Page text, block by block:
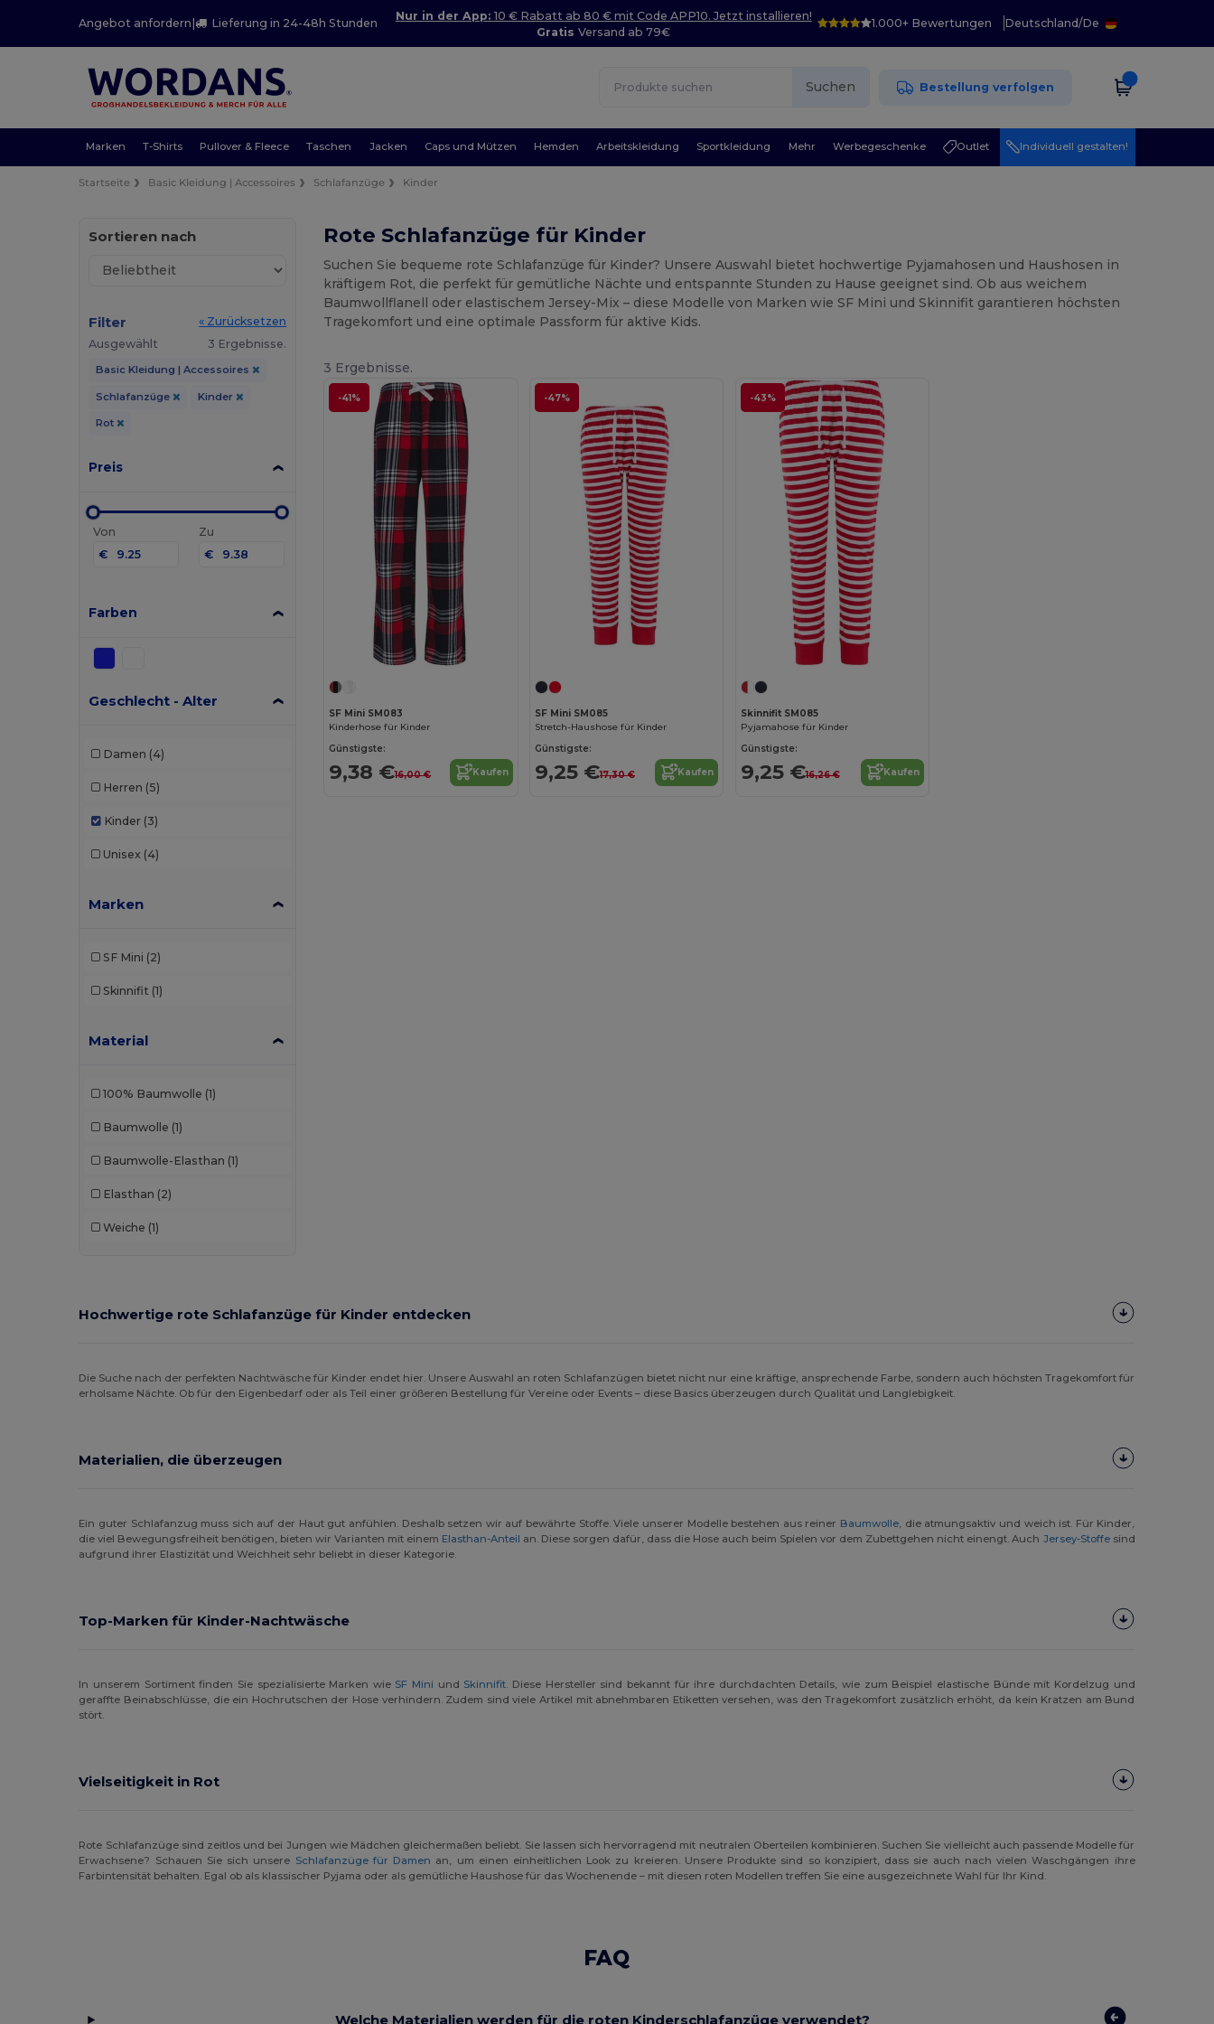
Angebot anfordern | Lieferung in 24-48h Stunden
Nur in der App: 10 € Rabatt ab 80 € mit Code APP10. Jetzt installieren!
GratisVersand ab 79€
1.000+ Bewertungen Deutschland/De
Suchen Bestellung verfolgen
Marken T-Shirts Pullover & Fleece Taschen Jacken Caps und Mützen Hemden Arbeitskleidung Sportkleidung Mehr Werbegeschenke Outlet Individuell gestalten!
Startseite Basic Kleidung | Accessoires Schlafanzüge Kinder
Sortieren nach
Filter
« Zurücksetzen
Ausgewählt
3 Ergebnisse.
Basic Kleidung | Accessoires
Schlafanzüge Kinder
Rot
Preis
Von
€
Zu
€
Farben
Geschlecht - Alter
Damen (4)
Herren (5)
Kinder (3)
Unisex (4)
Marken
SF Mini (2)
Skinnifit (1)
Material
100% Baumwolle (1)
Baumwolle (1)
Baumwolle-Elasthan (1)
Elasthan (2)
Weiche (1)
Rote Schlafanzüge für Kinder
Suchen Sie bequeme rote Schlafanzüge für Kinder? Unsere Auswahl bietet hochwertige Pyjamahosen und Haushosen in
kräftigem Rot, die perfekt für gemütliche Nächte und entspannte Stunden zu Hause geeignet sind. Ob aus weichem
Baumwollflanell oder elastischem Jersey-Mix – diese Modelle von Marken wie SF Mini und Skinnifit garantieren höchsten
Tragekomfort und eine optimale Passform für aktive Kids.
3 Ergebnisse.
-41%
SF Mini SM083
Kinderhose für Kinder
Günstigste:
9,38 €16,00 € Kaufen
-47%
SF Mini SM085
Stretch-Haushose für Kinder
Günstigste:
9,25 €17,30 € Kaufen
-43%
Skinnifit SM085
Pyjamahose für Kinder
Günstigste:
9,25 €16,26 € Kaufen
Hochwertige rote Schlafanzüge für Kinder entdecken
Die Suche nach der perfekten Nachtwäsche für Kinder endet hier. Unsere Auswahl an roten Schlafanzügen bietet nicht nur eine kräftige, ansprechende Farbe, sondern auch höchsten Tragekomfort für
erholsame Nächte. Ob für den Eigenbedarf oder als Teil einer größeren Bestellung für Vereine oder Events – diese Basics überzeugen durch Qualität und Langlebigkeit.
Materialien, die überzeugen
Ein guter Schlafanzug muss sich auf der Haut gut anfühlen. Deshalb setzen wir auf bewährte Stoffe. Viele unserer Modelle bestehen aus reiner Baumwolle, die atmungsaktiv und weich ist. Für Kinder,
die viel Bewegungsfreiheit benötigen, bieten wir Varianten mit einem Elasthan-Anteil an. Diese sorgen dafür, dass die Hose auch beim Spielen vor dem Zubettgehen nicht einengt. Auch Jersey-Stoffesind
aufgrund ihrer Elastizität und Weichheit sehr beliebt in dieser Kategorie.
Top-Marken für Kinder-Nachtwäsche
In unserem Sortiment finden Sie spezialisierte Marken wie SF Mini und Skinnifit. Diese Hersteller sind bekannt für ihre durchdachten Details, wie zum Beispiel elastische Bünde mit Kordelzug und
geraffte Beinabschlüsse, die ein Hochrutschen der Hose verhindern. Zudem sind viele Artikel mit abnehmbaren Etiketten versehen, was den Tragekomfort zusätzlich erhöht, da kein Kratzen am Bund
stört.
Vielseitigkeit in Rot
Rote Schlafanzüge sind zeitlos und bei Jungen wie Mädchen gleichermaßen beliebt. Sie lassen sich hervorragend mit neutralen Oberteilen kombinieren. Suchen Sie vielleicht auch passende Modelle für
Erwachsene? Schauen Sie sich unsere Schlafanzüge für Damen an, um einen einheitlichen Look zu kreieren. Unsere Produkte sind so konzipiert, dass sie auch nach vielen Waschgängen ihre
Farbintensität behalten. Egal ob als klassischer Pyjama oder als gemütliche Haushose für das Wochenende – mit diesen roten Modellen treffen Sie eine ausgezeichnete Wahl für Ihr Kind.
FAQ
Welche Materialien werden für die roten Kinderschlafanzüge verwendet?